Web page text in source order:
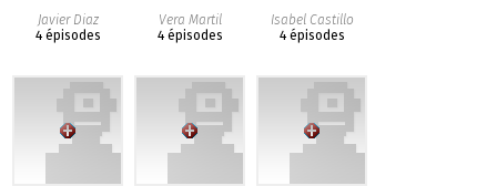
Javier Diaz
4 épisodes
Vera Martil
4 épisodes
Isabel Castillo
4 épisodes